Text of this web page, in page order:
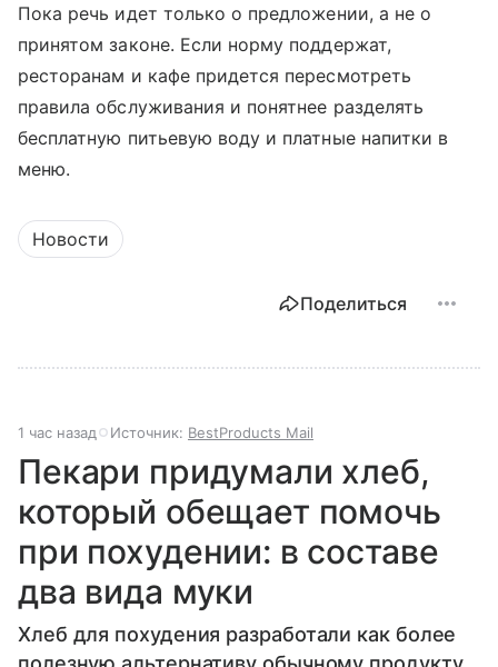
Пока речь идет только о предложении, а не о
принятом законе. Если норму поддержат,
ресторанам и кафе придется пересмотреть
правила обслуживания и понятнее разделять
бесплатную питьевую воду и платные напитки в
меню.
Новости
Поделиться
1 час назад Источник: BestProducts Mail
Пекари придумали хлеб,
который обещает помочь
при похудении: в составе
два вида муки
Хлеб для похудения разработали как более